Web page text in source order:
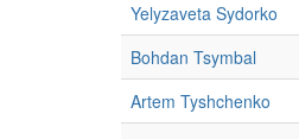
Yelyzaveta Sydorko
Bohdan Tsymbal
Artem Tyshchenko